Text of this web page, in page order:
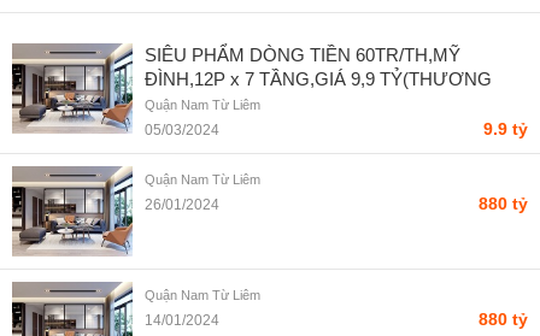
SIÊU PHẨM DÒNG TIỀN 60TR/TH,MỸ
ĐÌNH,12P x 7 TẦNG,GIÁ 9,9 TỶ(THƯƠNG
LƯỢNG) - Phạm Văn Tuấn
Quận Nam Từ Liêm
05/03/2024 9.9 tỷ
Quận Nam Từ Liêm
26/01/2024 880 tỷ
Quận Nam Từ Liêm
14/01/2024 880 tỷ